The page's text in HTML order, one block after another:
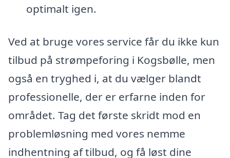
optimalt igen.
Ved at bruge vores service får du ikke kun
tilbud på strømpeforing i Kogsbølle, men
også en tryghed i, at du vælger blandt
professionelle, der er erfarne inden for
området. Tag det første skridt mod en
problemløsning med vores nemme
indhentning af tilbud, og få løst dine